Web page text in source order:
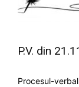
P.V. din
Procesul-